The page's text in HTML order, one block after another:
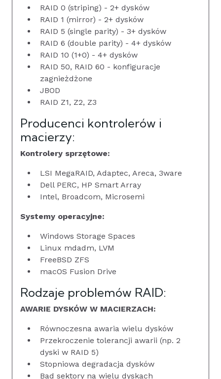
RAID 0 (striping) - 2+ dysków
RAID 1 (mirror) - 2+ dysków
RAID 5 (single parity) - 3+ dysków
RAID 6 (double parity) - 4+ dysków
RAID 10 (1+0) - 4+ dysków
RAID 50, RAID 60 - konfiguracje
zagnieżdżone
JBOD
RAID Z1, Z2, Z3
Producenci kontrolerów i
macierzy:
Kontrolery sprzętowe:
LSI MegaRAID, Adaptec, Areca, 3ware
Dell PERC, HP Smart Array
Intel, Broadcom, Microsemi
Systemy operacyjne:
Windows Storage Spaces
Linux mdadm, LVM
FreeBSD ZFS
macOS Fusion Drive
Rodzaje problemów RAID:
AWARIE DYSKÓW W MACIERZACH:
Równoczesna awaria wielu dysków
Przekroczenie tolerancji awarii (np. 2
dyski w RAID 5)
Stopniowa degradacja dysków
Bad sektory na wielu dyskach